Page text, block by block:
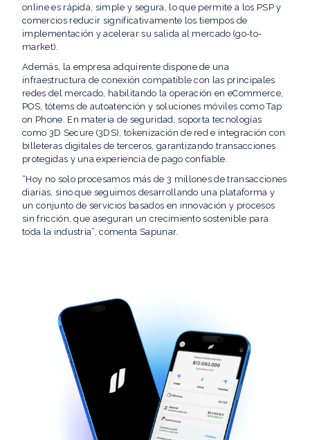
online es rápida, simple y segura, lo que permite a los PSP y
comercios reducir significativamente los tiempos de
implementación y acelerar su salida al mercado (go-to-
market).
Además, la empresa adquirente dispone de una
infraestructura de conexión compatible con las principales
redes del mercado, habilitando la operación en eCommerce,
POS, tótems de autoatención y soluciones móviles como Tap
on Phone. En materia de seguridad, soporta tecnologías
como 3D Secure (3DS), tokenización de red e integración con
billeteras digitales de terceros, garantizando transacciones
protegidas y una experiencia de pago confiable.
“Hoy no solo procesamos más de 3 millones de transacciones
diarias, sino que seguimos desarrollando una plataforma y
un conjunto de servicios basados en innovación y procesos
sin fricción, que aseguran un crecimiento sostenible para
toda la industria”, comenta Sapunar.